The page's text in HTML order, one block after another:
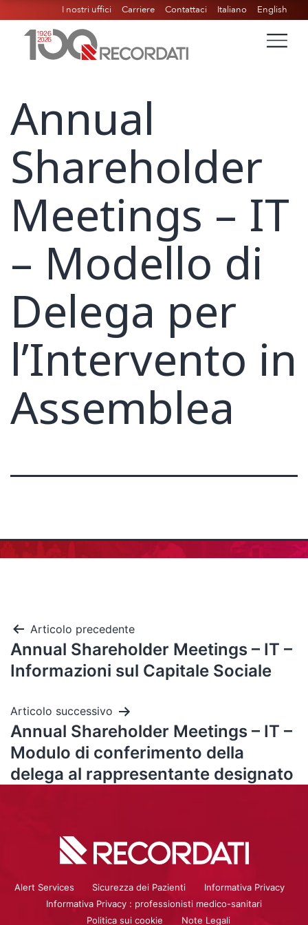
I nostri uffici Carriere Contattaci Italiano English
Annual
Shareholder
Meetings – IT
– Modello di
Delega per
l’Intervento in
Assemblea
Articolo precedente
Annual Shareholder Meetings – IT –
Informazioni sul Capitale Sociale
Articolo successivo
Annual Shareholder Meetings – IT –
Modulo di conferimento della
delega al rappresentante designato
Alert Services Sicurezza dei Pazienti
Informativa Privacy
Informativa Privacy : professionisti medico-sanitari
Politica sui cookie
Note Legali